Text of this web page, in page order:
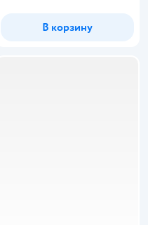
В корзину